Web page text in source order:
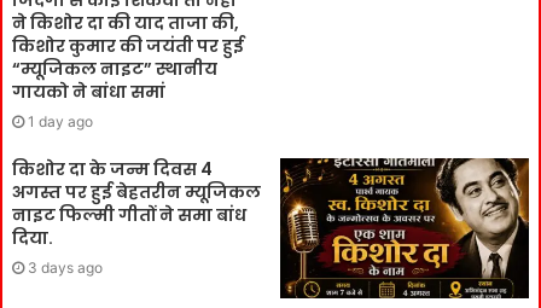
ने किशोर दा की याद ताजा की,
किशोर कुमार की जयंती पर हुई
“म्यूजिकल नाइट” स्थानीय
गायको ने बांधा समां
1 day ago
किशोर दा के जन्म दिवस 4
अगस्त पर हुई बेहतरीन म्यूजिकल
नाइट फिल्मी गीतों ने समा बांध
दिया.
3 days ago